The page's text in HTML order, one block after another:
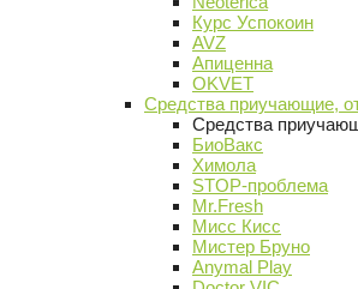
Курс Успокоин
AVZ
Апиценна
OKVET
Средства приучающие,
Средства
БиоВакс
Химола
STOP-проблема
Mr.Fresh
Мисс Кисс
Мистер Бруно
Anymal Play